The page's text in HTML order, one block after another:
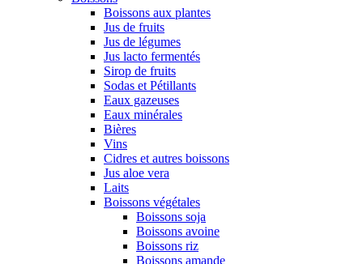
Boissons aux plantes
Jus de fruits
Jus de légumes
Jus lacto fermentés
Sirop de fruits
Sodas et Pétillants
Eaux gazeuses
Eaux minérales
Bières
Vins
Cidres et autres boissons
Jus aloe vera
Laits
Boissons végétales
Boissons soja
Boissons avoine
Boissons riz
Boissons amande